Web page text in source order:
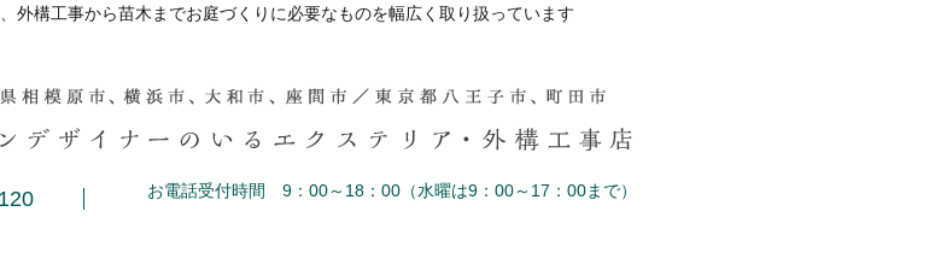
外構工事から苗木までお庭づくりに必要なものを幅広く取り扱っています
お電話受付時間 9：00～18：00（水曜は9：00～17：00まで）